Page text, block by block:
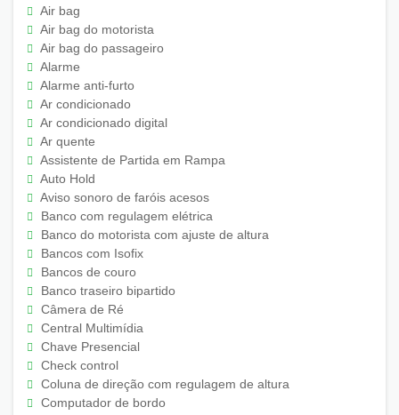
Air bag
Air bag do motorista
Air bag do passageiro
Alarme
Alarme anti-furto
Ar condicionado
Ar condicionado digital
Ar quente
Assistente de Partida em Rampa
Auto Hold
Aviso sonoro de faróis acesos
Banco com regulagem elétrica
Banco do motorista com ajuste de altura
Bancos com Isofix
Bancos de couro
Banco traseiro bipartido
Câmera de Ré
Central Multimídia
Chave Presencial
Check control
Coluna de direção com regulagem de altura
Computador de bordo